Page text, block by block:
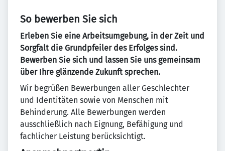
So bewerben Sie sich
Erleben Sie eine Arbeitsumgebung, in der Zeit und
Sorgfalt die Grundpfeiler des Erfolges sind.
Bewerben Sie sich und lassen Sie uns gemeinsam
über Ihre glänzende Zukunft sprechen.
Wir begrüßen Bewerbungen aller Geschlechter
und Identitäten sowie von Menschen mit
Behinderung. Alle Bewerbungen werden
ausschließlich nach Eignung, Befähigung und
fachlicher Leistung berücksichtigt.